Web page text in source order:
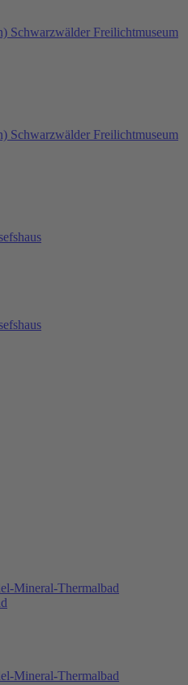
Schwarzwälder Freilichtmuseum
Schwarzwälder Freilichtmuseum
Mineral-Thermalbad
Mineral-Thermalbad